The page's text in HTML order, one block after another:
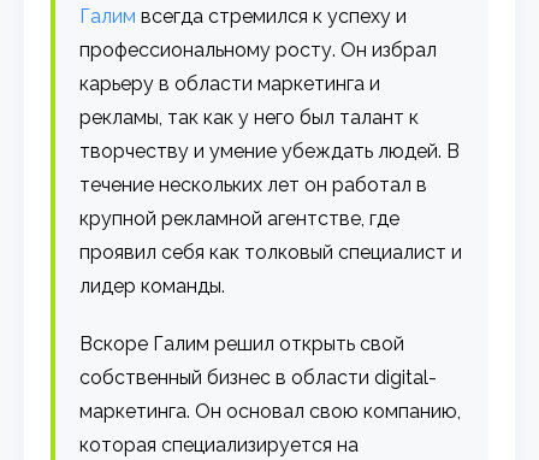
Галим всегда стремился к успеху и
профессиональному росту. Он избрал
карьеру в области маркетинга и
рекламы, так как у него был талант к
творчеству и умение убеждать людей. В
течение нескольких лет он работал в
крупной рекламной агентстве, где
проявил себя как толковый специалист и
лидер команды.
Вскоре Галим решил открыть свой
собственный бизнес в области digital-
маркетинга. Он основал свою компанию,
которая специализируется на